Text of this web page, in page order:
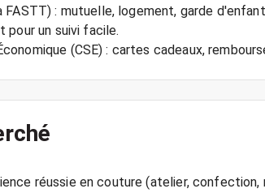
FASTT) : mutuelle, logement, garde
pour un suivi facile.
réussie en couture (atelier,